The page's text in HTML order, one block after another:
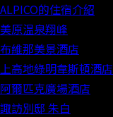
ALPICO的住宿介紹
美原温泉翔峰
布維那美景酒店
上高地綠明韋斯頓酒店
阿爾匹克廣場酒店
諏訪別邸 朱白